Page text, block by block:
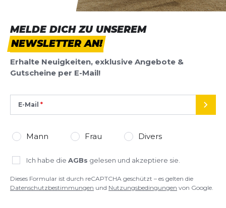
MELDE DICH ZU UNSEREM
NEWSLETTER AN!
Erhalte Neuigkeiten, exklusive Angebote &
Gutscheine per E-Mail!
E-Mail
Mann Frau Divers
Ich habe die AGBs gelesen und akzeptiere sie.
Dieses Formular ist durch reCAPTCHA geschützt – es gelten die
Datenschutzbestimmungen und Nutzungsbedingungen von Google.